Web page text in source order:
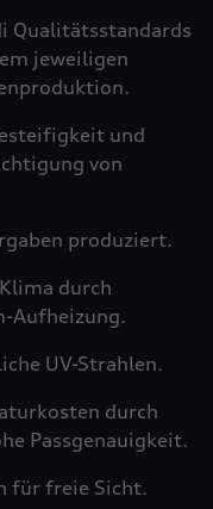
Qualitätsstandards
jeweiligen
und
von
produziert.
durch
Aufheizung.
UV-Strahlen.
durch
Passgenauigkeit.
für freie Sicht.